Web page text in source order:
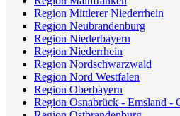
Region Mittlerer Niederrhein
Region Neubrandenburg
Region Niederbayern
Region Niederrhein
Region Nordschwarzwald
Region Nord Westfalen
Region Oberbayern
Region Osnabrück - Emsland -